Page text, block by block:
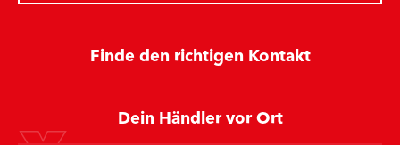
Finde den richtigen Kontakt
Dein Händler vor Ort